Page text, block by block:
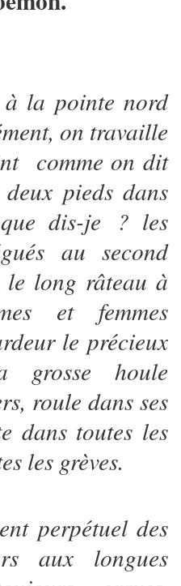
à la pointe nord
on travaille
comme on dit
pieds dans
dis-je ? les
au second
le long râteau à
et femmes
le précieux
grosse houle
roule dans ses
dans toutes les
les grèves.
perpétuel des
aux longues